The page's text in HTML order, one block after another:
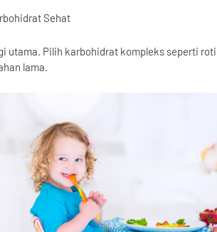
Sehat
utama. Pilih karbohidrat kompleks seperti
lama.